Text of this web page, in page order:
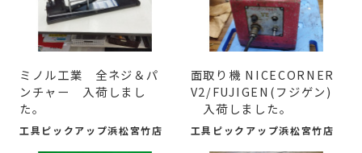
ミノル工業 全ネジ＆パ
ンチャー 入荷しまし
た。
工具ピックアップ浜松宮竹店
面取り機 NICECORNER
V2/FUJIGEN(フジゲン)
入荷しました。
工具ピックアップ浜松宮竹店